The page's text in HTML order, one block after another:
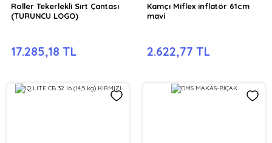
Roller Tekerlekli Sırt Çantası
(TURUNCU LOGO)
17.285,18 TL
Kamçı Miflex inflatör 61cm
mavi
2.622,77 TL